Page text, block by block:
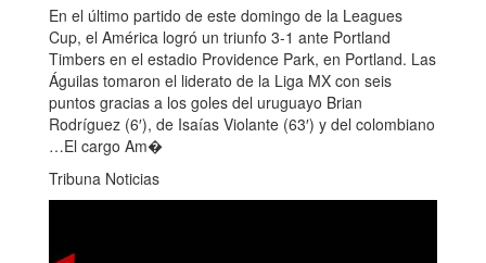
En el último partido de este domingo de la Leagues
Cup, el América logró un triunfo 3-1 ante Portland
Timbers en el estadio Providence Park, en Portland. Las
Águilas tomaron el liderato de la Liga MX con seis
puntos gracias a los goles del uruguayo Brian
Rodríguez (6′), de Isaías Violante (63′) y del colombiano
…El cargo Am�
Tribuna Noticias